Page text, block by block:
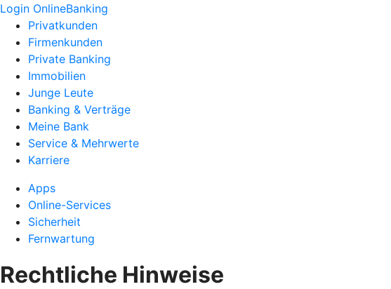
Login OnlineBanking
Privatkunden
Firmenkunden
Private Banking
Immobilien
Junge Leute
Banking & Verträge
Meine Bank
Service & Mehrwerte
Karriere
Apps
Online-Services
Sicherheit
Fernwartung
Rechtliche Hinweise